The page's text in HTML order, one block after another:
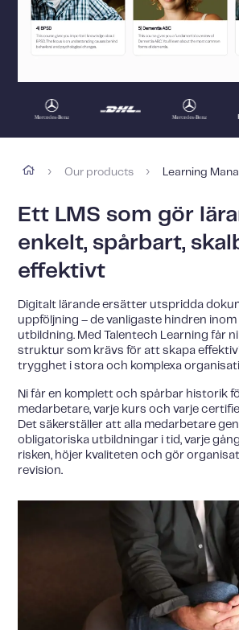
› Our products › Learning
Ett LMS som gör
enkelt, spårbart,
effektivt
Digitalt lärande ersätter utspridda
uppföljning – de vanligaste hindren
utbildning. Med Talentech Learning får
struktur som krävs för att skapa
trygghet i stora och komplexa
Ni får en komplett och spårbar historik
medarbetare, varje kurs och varje
Det säkerställer att alla medarbetare
obligatoriska utbildningar i tid, varje
risken, höjer kvaliteten och gör
revision.